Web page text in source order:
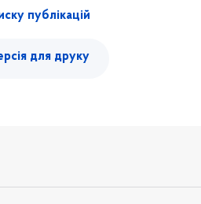
публікацій
для друку